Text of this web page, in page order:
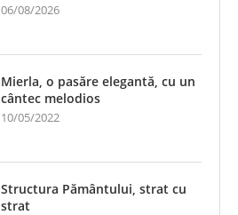
06/08/2026
Mierla, o pasăre elegantă, cu un
cântec melodios
10/05/2022
Structura Pământului, strat cu
strat